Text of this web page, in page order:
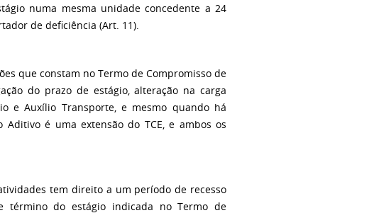
numa mesma unidade concedente a 24
de deficiência (Art. 11).
que constam no Termo de Compromisso de
do prazo de estágio, alteração na carga
e Auxílio Transporte, e mesmo quando há
Aditivo é uma extensão do TCE, e ambos os
tem direito a um período de recesso
término do estágio indicada no Termo de